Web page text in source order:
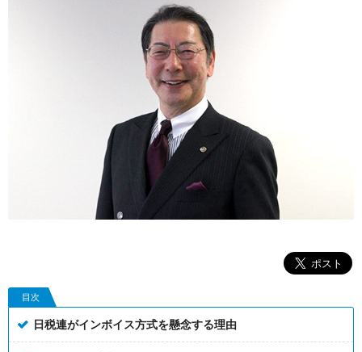
目次
日税連がインボイス方式を懸念する理由